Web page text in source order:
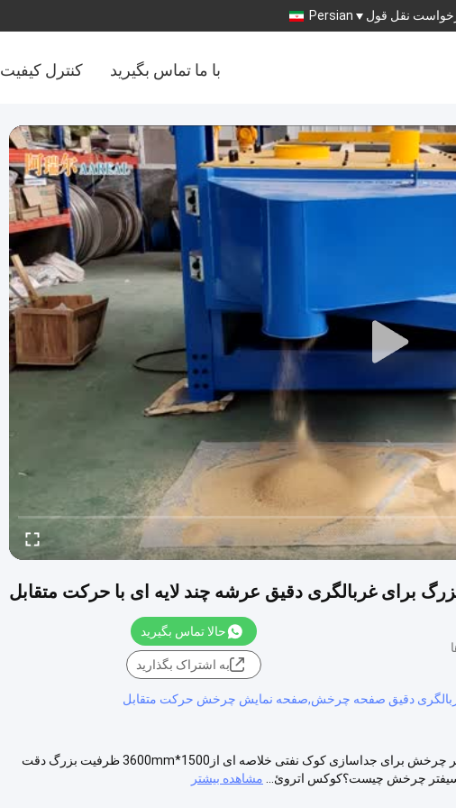
نقل قول Persian
کنترل کیفیت با ما تماس بگیرید
غربالگری دقیق عرشه چند لایه ای با حرکت متقابل
حالا تماس بگیرید
به اشتراک بگذارید
دقیق صفحه چرخش,صفحه نمایش چرخش حرکت متقابل
1500*3600mm ظرفیت بزرگ دقت بالا دستگاه غربالگری سیفتر چرخش برای جداسازی کوک نفتی خلاصه ای از1500*3600mm ظرفیت بزرگ دقت
سیفتر چرخش چیست؟کوکس اتروئ...
مشاهده بیشتر